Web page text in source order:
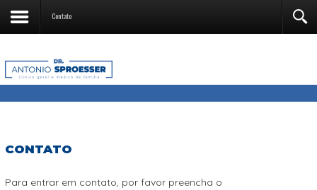
Contato
CONTATO
Para entrar em contato, por favor preencha o